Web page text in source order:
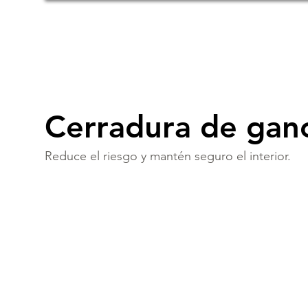
Cerradura de
Reduce el riesgo y mantén seguro el interior.